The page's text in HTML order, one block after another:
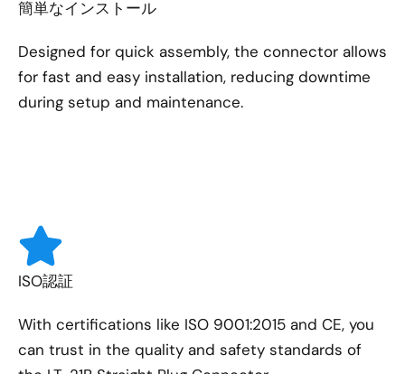
簡単なインストール
Designed for quick assembly, the connector allows
for fast and easy installation, reducing downtime
during setup and maintenance.
ISO認証
With certifications like ISO 9001:2015 and CE, you
can trust in the quality and safety standards of